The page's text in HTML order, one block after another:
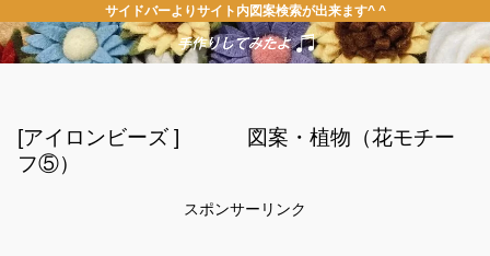
サイドバーよりサイト内図案検索が出来ます^ ^
[アイロンビーズ ] 図案・植物（花モチー
フ⑤）
スポンサーリンク